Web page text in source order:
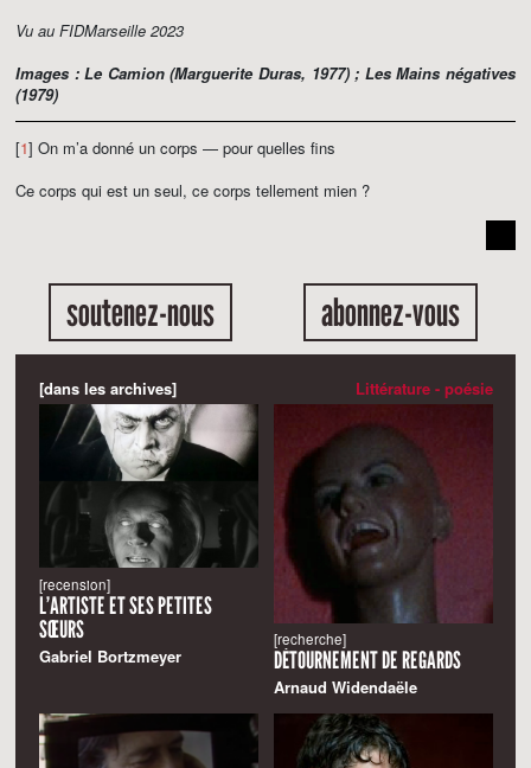
Vu au FIDMarseille 2023
Images :Le Camion(Marguerite Duras, 1977) ; Les Mains négatives
(1979)
[1] On m’a donné un corps — pour quelles fins
Ce corps qui est un seul, ce corps tellement mien ?
soutenez-nous abonnez-vous
[dans les archives] Littérature - poésie
[recension]
L’ARTISTE ET SES PETITES
SŒURS
Gabriel Bortzmeyer
[recherche]
DÉTOURNEMENT DE REGARDS
Arnaud Widendaële